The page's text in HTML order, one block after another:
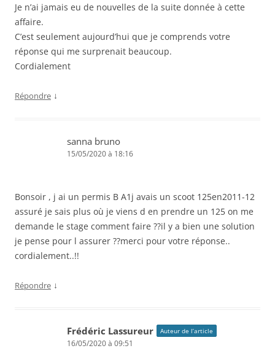
Je n’ai jamais eu de nouvelles de la suite donnée à cette
affaire.
C’est seulement aujourd’hui que je comprends votre
réponse qui me surprenait beaucoup.
Cordialement
Répondre ↓
sanna bruno
15/05/2020 à 18:16
Bonsoir , j ai un permis B A1j avais un scoot 125en2011-12
assuré je sais plus où je viens d en prendre un 125 on me
demande le stage comment faire ??il y a bien une solution
je pense pour l assurer ??merci pour votre réponse..
cordialement..!!
Répondre ↓
Frédéric Lassureur Auteur de l’article
16/05/2020 à 09:51